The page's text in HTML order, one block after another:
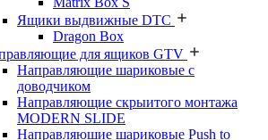
Ящики выдвижные DTC
Dragon Box
для ящиков GTV
Направляющие шариковые с
доводчиком
Направляющие скрыитого монтажа
MODERN SLIDE
Направляюшие шариковые Push to